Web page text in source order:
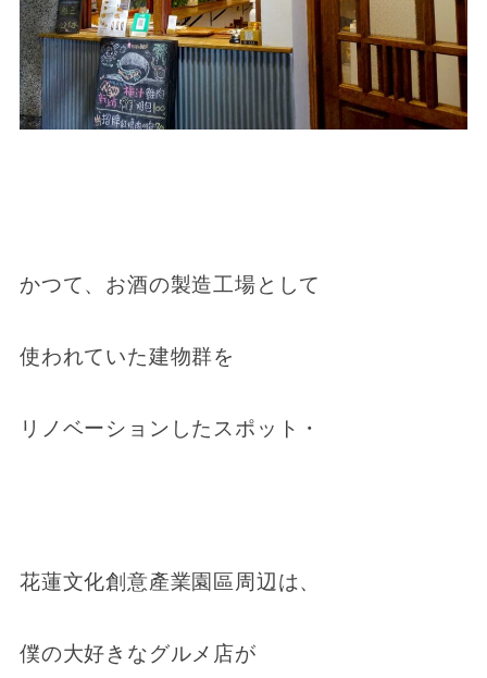
かつて、お酒の製造工場として
使われていた建物群を
リノベーションしたスポット・
花蓮文化創意產業園區周辺は、
僕の大好きなグルメ店が